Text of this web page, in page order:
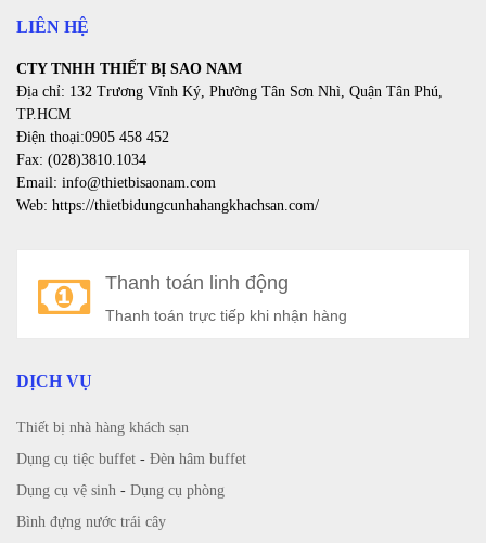
LIÊN HỆ
CTY TNHH THIẾT BỊ SAO NAM
Địa chỉ: 132 Trương Vĩnh Ký, Phường Tân Sơn Nhì, Quận Tân Phú,
TP.HCM
Điện thoại:0905 458 452
Fax: (028)3810.1034
Email: info@thietbisaonam.com
Web: https://thietbidungcunhahangkhachsan.com/
Thanh toán linh động
Thanh toán trực tiếp khi nhận hàng
DỊCH VỤ
Thiết bị nhà hàng khách sạn
Dụng cụ tiệc buffet - Đèn hâm buffet
Dụng cụ vệ sinh - Dụng cụ phòng
Bình đựng nước trái cây